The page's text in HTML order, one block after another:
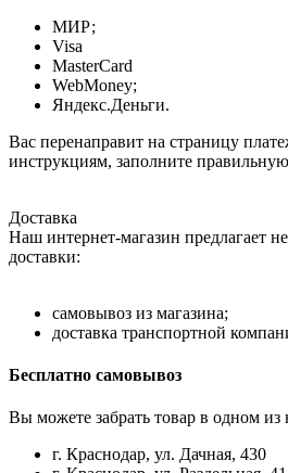
МИР;
Visa
MasterCard
WebMoney;
Яндекс.Деньги.
Вас перенаправит на страницу
инструкциям, заполните
Доставка
Наш интернет-магазин предлагает
доставки:
самовывоз из магазина;
доставка транспортной
Бесплатно самовывоз
Вы можете забрать товар в одном из
г. Краснодар, ул. Дачная, 430